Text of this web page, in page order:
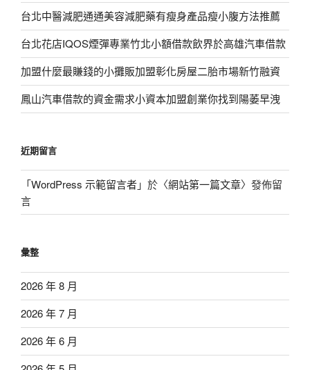
台北中醫減肥通通美容減肥藥有瘦身產品瘦小腹方法推薦
台北花店IQOS煙彈專業竹北小額借款飲界於高雄汽車借款
加盟什麼最賺錢的小攤販加盟彰化房屋二胎市場新竹融資
鳳山汽車借款的資金需求小資本加盟創業你找到陽萎早洩
近期留言
「WordPress 示範留言者」於〈網站第一篇文章〉發佈留
言
彙整
2026 年 8 月
2026 年 7 月
2026 年 6 月